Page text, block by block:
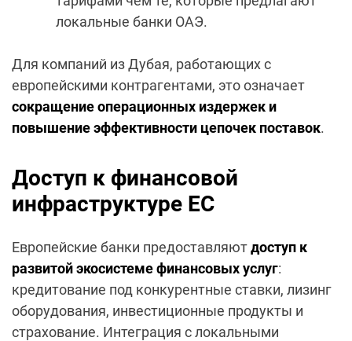
локальные банки ОАЭ.
Для компаний из Дубая, работающих с
европейскими контрагентами, это означает
сокращение операционных издержек и
повышение эффективности цепочек поставок.
Доступ к финансовой
инфраструктуре ЕС
Европейские банки предоставляютдоступ к
развитой экосистеме финансовыхуслуг:
кредитование под конкурентные ставки, лизинг
оборудования, инвестиционные продукты и
страхование. Интеграция с локальными